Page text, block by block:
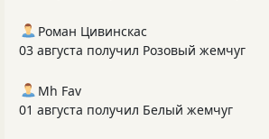
Роман Цивинскас
03 августа получил Розовый жемчуг
Mh Fav
01 августа получил Белый жемчуг